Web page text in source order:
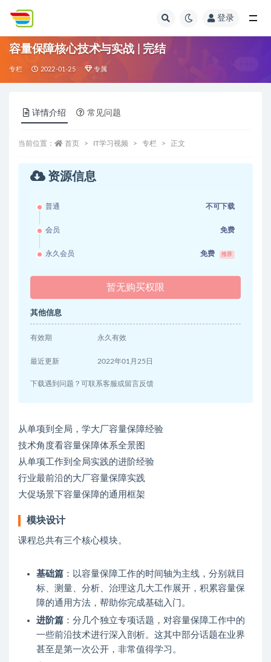
登录
容量保障核心技术与实战 | 完结
专栏 2022-01-25 专属
详情介绍 常见问题
当前位置： 首页 IT学习视频 专栏 正文
资源信息
普通 不可下载
会员 免费
永久会员 免费 推荐
暂无购买权限
其他信息
有效期 永久有效
最近更新 2022年01月25日
下载遇到问题？可联系客服或留言反馈
从单项到全局，学大厂容量保障经验
技术角度看容量保障体系全景图
从单项工作到全局实践的进阶经验
行业最前沿的大厂容量保障实践
大促场景下容量保障的通用框架
模块设计
课程总共有三个核心模块。
基础篇 ：以容量保障工作的时间轴为主线，分别就目
标、测量、分析、治理这几大工作展开，积累容量保
障的通用方法，帮助你完成基础入门。
进阶篇 ：分几个独立专项话题，对容量保障工作中的
一些前沿技术进行深入剖析。这其中部分话题在业界
甚至是第一次公开，非常值得学习。